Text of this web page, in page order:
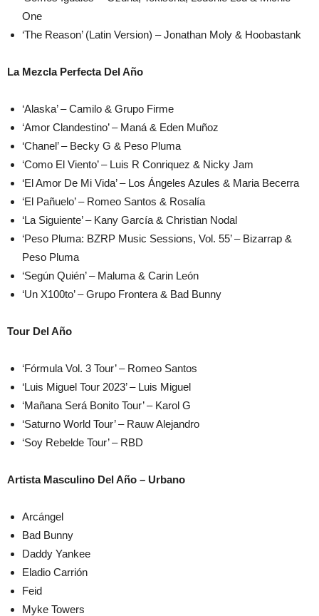
One
‘The Reason’ (Latin Version) – Jonathan Moly & Hoobastank
La Mezcla Perfecta Del Año
‘Alaska’ – Camilo & Grupo Firme
‘Amor Clandestino’ – Maná & Eden Muñoz
‘Chanel’ – Becky G & Peso Pluma
‘Como El Viento’ – Luis R Conriquez & Nicky Jam
‘El Amor De Mi Vida’ – Los Ángeles Azules & Maria Becerra
‘El Pañuelo’ – Romeo Santos & Rosalía
‘La Siguiente’ – Kany García & Christian Nodal
‘Peso Pluma: BZRP Music Sessions, Vol. 55’ – Bizarrap &
Peso Pluma
‘Según Quién’ – Maluma & Carin León
‘Un X100to’ – Grupo Frontera & Bad Bunny
Tour Del Año
‘Fórmula Vol. 3 Tour’ – Romeo Santos
‘Luis Miguel Tour 2023’ – Luis Miguel
‘Mañana Será Bonito Tour’ – Karol G
‘Saturno World Tour’ – Rauw Alejandro
‘Soy Rebelde Tour’ – RBD
Artista Masculino Del Año – Urbano
Arcángel
Bad Bunny
Daddy Yankee
Eladio Carrión
Feid
Myke Towers